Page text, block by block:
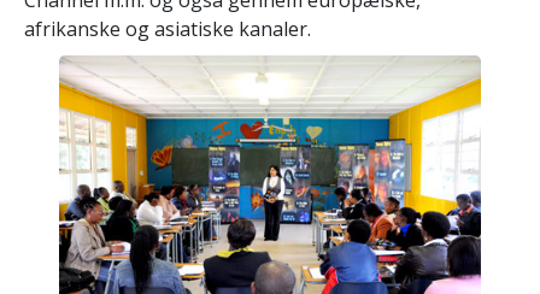
afrikanske og asiatiske kanaler.